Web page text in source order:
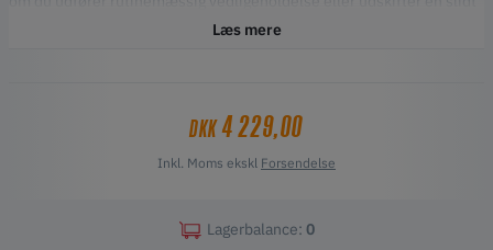
komponent, sikrer dette OEM-printhoved problemfri ydelse og
Officiel Ultimaker-komponent for garanteret kompatibilitet og
Læs mere
DKK4 229,00
Inkl. Moms ekskl Forsendelse
Lagerbalance: 0